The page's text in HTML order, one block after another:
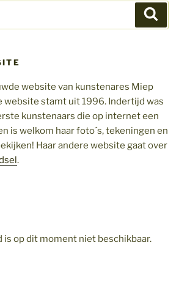
website van kunstenares Miep
website stamt uit 1996. Indertijd was
kunstenaars die op internet een
is welkom haar foto´s, tekeningen en
Haar andere website gaat over
.
op dit moment niet beschikbaar.